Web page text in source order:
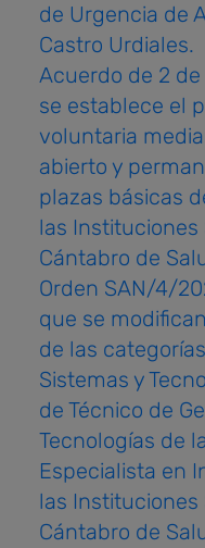
de Urgencia de
Castro Urdiales.
Acuerdo de 2
se establece el
voluntaria
abierto y
plazas básicas
las Instituciones
Cántabro de
Orden SAN/4/
que se
de las
Sistemas y
de Técnico de
Tecnologías de
Especialista en
las Instituciones
Cántabro de